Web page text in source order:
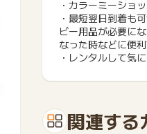
・カラーミーショ
・最短翌日到着も
ビー用品が必要に
なった時などに便利
・レンタルして気
関連する